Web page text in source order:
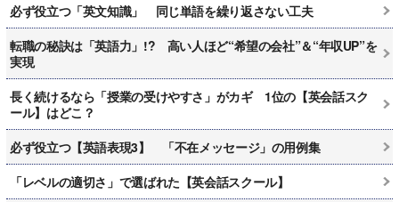
必ず役立つ「英文知識」 同じ単語を繰り返さない工夫
転職の秘訣は「英語力」!? 高い人ほど“希望の会社”＆“年収UP”を
実現
長く続けるなら「授業の受けやすさ」がカギ 1位の【英会話スク
ール】はどこ？
必ず役立つ【英語表現3】 「不在メッセージ」の用例集
「レベルの適切さ」で選ばれた【英会話スクール】